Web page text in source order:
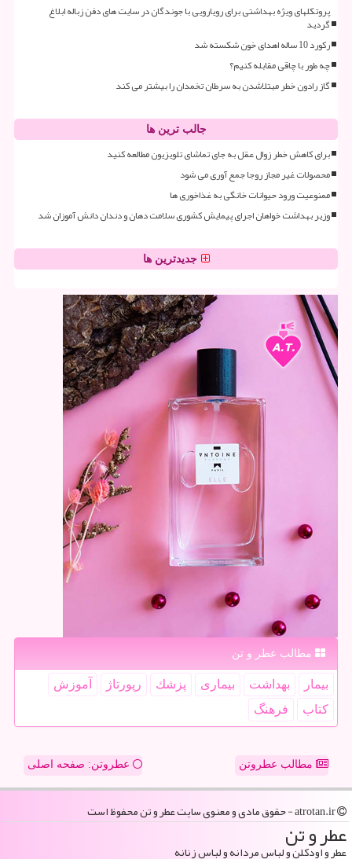
پروتکلهای ویژه بهداشتی برای رویارویی با جوندگان در سایت های دفن زباله ابلاغ
گردید
رکورد 10 ساله اهدای خون شکسته شد
چه طور با چاقی مقابله کنیم؟
گاز رادون خطر مبتلاشدن به سرطان تخمدان را بیشتر می کند
جالب ترین ها
برای کاهش خطر زوال عقل به جای تماشای تلویزیون مطالعه کنید
محصولات غیر مجاز روجا جمع آوری می شود
ممنوعیت ورود حیوانات خانگی به غذاخوری ها
وزیر بهداشت خواهان اجرای پیمایش کشوری سلامت دهان و دندان دانش آموزان شد
جدیدترین ها
مطالب عطر و تن
بیمار بهداشت بیماری پزشك رپورتاژ
آموزش
كتاب
فرهنگ
مطالب عطروتن عطروتن: صفحه اصلی
عطر و تن
عطر و اودکلن و لباس مردانه و لباس زنانه